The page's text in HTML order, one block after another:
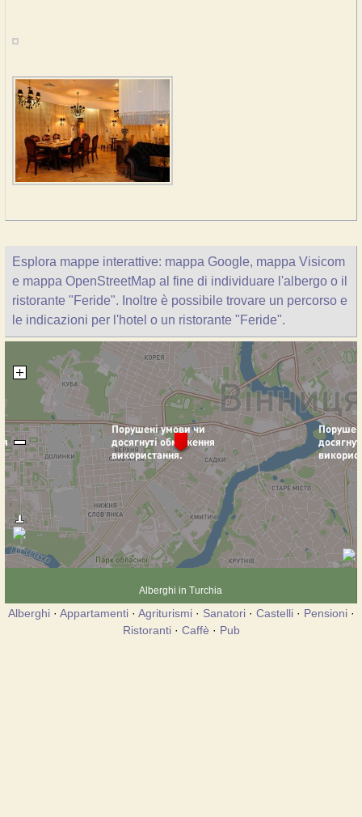
Esplora mappe interattive: mappa Google, mappa Visicom
e mappa OpenStreetMap al fine di individuare l'albergo o il
ristorante "Feride". Inoltre è possibile trovare un percorso e
le indicazioni per l'hotel o un ristorante "Feride".
Alberghi in Turchia
Alberghi· Appartamenti· Agriturismi· Sanatori· Castelli· Pensioni·
Ristoranti· Caffè · Pub